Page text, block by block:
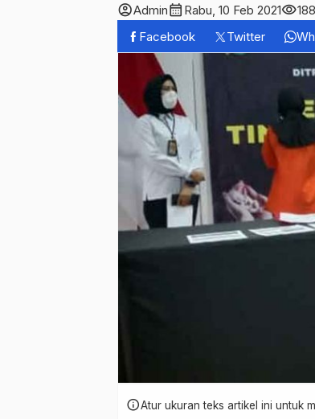
account_circleAdmincalendar_month Rabu, 10 Feb 2021visibility188
Facebook
Twitter
infoAtur ukuran teks artikel ini untuk